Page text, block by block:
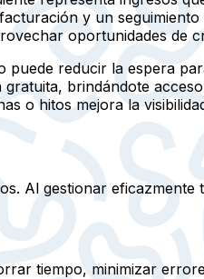
y un
oportunidades de
reducir la espera
brindándote
o hitos mejora la
Al gestionar
tiempo, minimizar